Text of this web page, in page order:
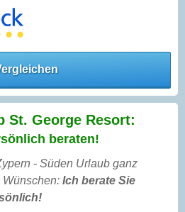
St. George Resort:
beraten!
- Süden Urlaub ganz
Wünschen: Ich berate Sie